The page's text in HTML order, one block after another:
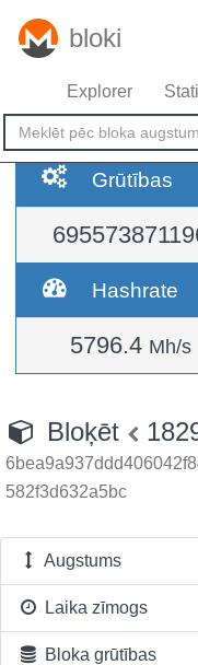
bloki
Explorer
Grūtības
Hashrate
5796.4 Mh/s
Bloķēt
582f3d632a5bc
Augstums
Laika zīmogs
Bloka grūtības